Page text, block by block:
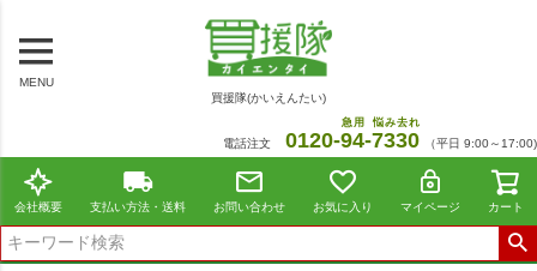
MENU
買援隊(かいえんたい)
電話注文 0120-94
急用
-7330
悩み去れ
（平日 9:00～17:00)
会社概要 支払い方法・送料 お問い合わせ お気に入り マイページ カート